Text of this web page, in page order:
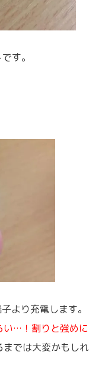
す。
より充電します。
い…！割りと強めに
までは大変かもしれ